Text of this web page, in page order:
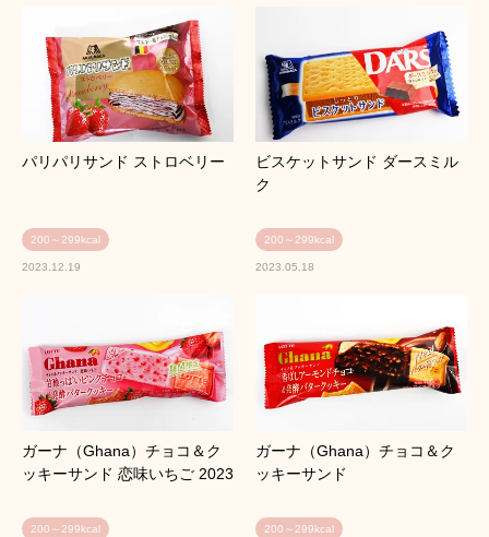
パリパリサンド ストロベリー
200～299kcal
2023.12.19
ビスケットサンド ダースミル
ク
200～299kcal
2023.05.18
ガーナ（Ghana）チョコ＆ク
ッキーサンド 恋味いちご 2023
200～299kcal
ガーナ（Ghana）チョコ＆ク
ッキーサンド
200～299kcal